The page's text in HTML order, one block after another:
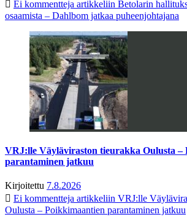
Ei kommentteja artikkeliin Betolarin
osaamista – Dahlbom jatkaa puheenjohtajana
VRJ:lle Väyläviraston tieurakka Oulusta –
parantaminen jatkuu
Kirjoitettu 7.8.2026
Ei kommentteja artikkeliin VRJ:lle
Oulusta – Poikkimaantien parantaminen jatkuu